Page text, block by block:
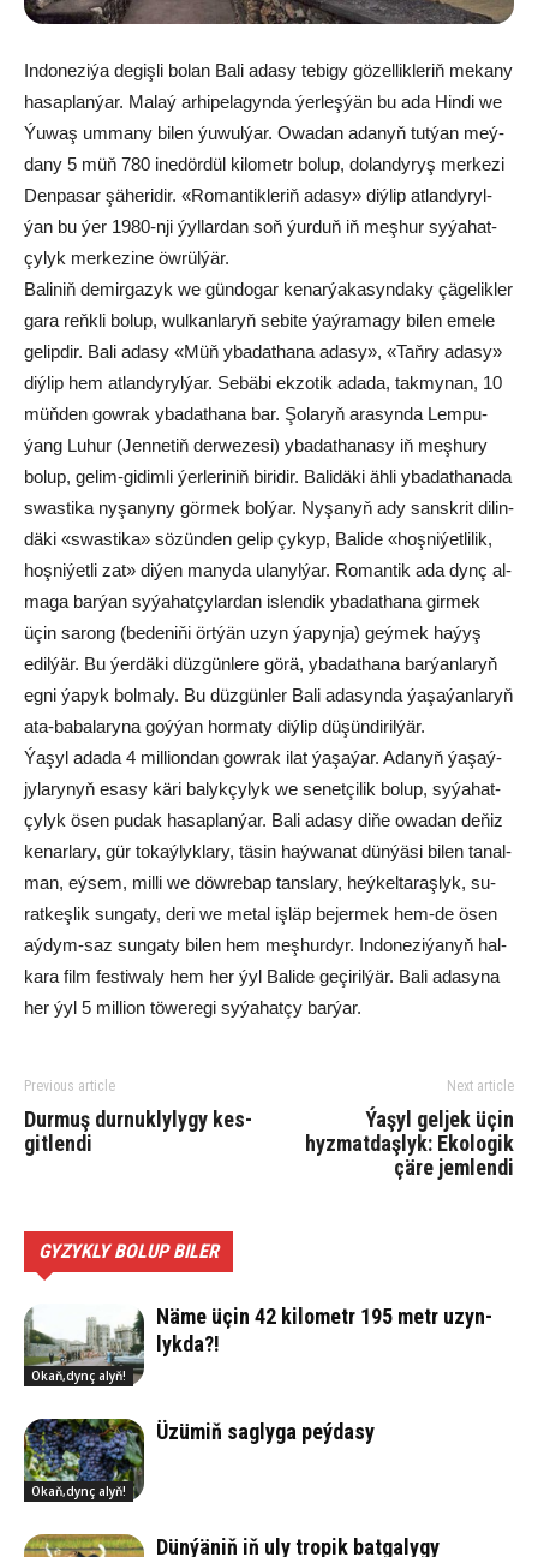
In­do­ne­zi­ýa de­giş­li bo­lan Ba­li ada­sy te­bi­gy gö­zel­lik­le­riň me­ka­ny
ha­sap­lan­ýar. Ma­laý ar­hi­pe­la­gyn­da ýer­leş­ýän bu ada Hin­di we
Ýu­waş um­ma­ny bi­len ýu­wul­ýar. Owa­dan ada­nyň tut­ýan meý­
da­ny 5 müň 780 ine­dör­dül ki­lo­metr bo­lup, dolandyryş merkezi
Den­pa­sar şä­he­ri­dir. «Ro­man­tik­le­riň ada­sy» diý­lip at­lan­dy­ryl­
ýan bu ýer 1980-nji ýyl­lar­dan soň ýur­duň iň meş­hur sy­ýa­hat­
çy­lyk mer­ke­zi­ne öw­rül­ýär.
Ba­li­niň de­mir­ga­zyk we gün­do­gar ke­nar­ýa­ka­syn­da­ky çä­ge­lik­ler
ga­ra reňk­li bo­lup, wul­kan­la­ryň se­bi­te ýaý­ra­ma­gy bi­len eme­le
ge­lip­dir. Ba­li ada­sy «Müň yba­dat­ha­na ada­sy», «Taň­ry ada­sy»
diý­lip hem at­lan­dy­ryl­ýar. Se­bä­bi ek­zo­tik ada­da, tak­my­nan, 10
müň­den gow­rak yba­dat­ha­na bar. Şo­la­ryň ara­syn­da Lem­pu­
ýang Lu­hur (Jen­ne­tiň der­we­ze­si) yba­dat­ha­na­sy iň meş­hu­ry
bo­lup, ge­lim-gi­dim­li ýer­le­ri­niň bi­ri­dir. Ba­li­dä­ki äh­li yba­dat­ha­na­da
swas­ti­ka ny­şa­ny­ny gör­mek bol­ýar. Ny­şa­nyň ady sansk­rit di­lin­
dä­ki «swas­ti­ka» sö­zün­den ge­lip çy­kyp, Ba­li­de «hoş­ni­ýet­li­lik,
hoş­ni­ýet­li zat» di­ýen ma­ny­da ula­nyl­ýar. Ro­man­tik ada dynç al­
ma­ga bar­ýan sy­ýa­hat­çy­la­rdan is­len­dik yba­dat­ha­na gir­mek
üçin sa­rong (be­de­ni­ňi ört­ýän uzyn ýa­pyn­ja) geý­mek ha­ýyş
edil­ýär. Bu ýer­dä­ki düz­gün­le­re gö­rä, yba­dat­ha­na bar­ýan­la­ryň
eg­ni ýa­pyk bol­ma­ly. Bu düz­gün­ler Ba­li ada­syn­da ýa­şa­ýan­la­ryň
ata-ba­ba­la­ry­na goý­ýan hor­ma­ty diý­lip dü­şün­di­ril­ýär.
Ýa­şyl ada­da 4 mil­li­on­dan gow­rak ilat ýa­şa­ýar. Ada­nyň ýa­şaý­
jy­la­ry­nyň esa­sy kä­ri ba­lyk­çy­lyk we se­net­çi­lik bo­lup, sy­ýa­hat­
çy­lyk ösen pu­dak ha­sap­lan­ýar. Ba­li ada­sy di­ňe owa­dan de­ňiz
ke­nar­la­ry, gür to­kaý­lyk­la­ry, tä­sin haý­wa­nat dün­ýä­si bi­len ta­nal­
man, eý­sem, mil­li we döw­re­bap tans­la­ry, heý­kel­ta­raş­lyk, su­
rat­keş­lik sun­ga­ty, de­ri we me­tal iş­läp be­jer­mek hem-de ösen
aý­dym-saz sun­ga­ty bi­len hem meş­hur­dyr. In­do­ne­zi­ýa­nyň hal­
ka­ra film fes­ti­wa­ly hem her ýyl Ba­li­de ge­çi­ril­ýär. Ba­li ada­sy­na
her ýyl 5 mil­li­on tö­we­re­gi sy­ýa­hat­çy bar­ýar.
Previous article
Dur­muş dur­nuk­ly­ly­gy kes­
git­le­n­di
Next article
Ýaşyl geljek üçin
hyzmatdaşlyk: Ekologik
çäre jemlendi
GYZYKLY BOLUP BILER
Okaň,dynç alyň!
Nä­me üçin 42 ki­lo­metr 195 metr uzyn­
lyk­da?!
Okaň,dynç alyň!
Üzü­miň sag­ly­ga peý­da­sy
Dün­ýä­niň iň uly tro­pik bat­ga­ly­gy